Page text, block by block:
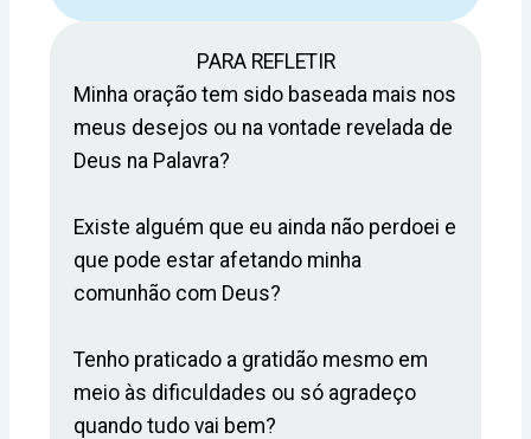
PARA REFLETIR
Minha oração tem sido baseada mais nos
meus desejos ou na vontade revelada de
Deus na Palavra?
Existe alguém que eu ainda não perdoei e
que pode estar afetando minha
comunhão com Deus?
Tenho praticado a gratidão mesmo em
meio às dificuldades ou só agradeço
quando tudo vai bem?